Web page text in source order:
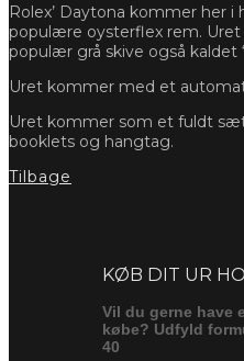
Rolex’ Daytona kommer her i
populære oysterflex rem.
populær grå skive også kaldet
Uret kommer med et
Uret kommer som et fuldt
booklets og hangtag.
Tilbage
KØB DIT UR
Vil du gerne have
købe? Udfyld
40